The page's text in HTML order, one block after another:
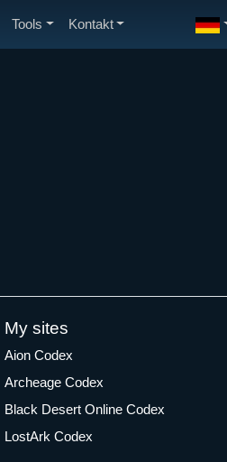
Tools Kontakt
My sites
Aion Codex
Archeage Codex
Black Desert Online Codex
LostArk Codex